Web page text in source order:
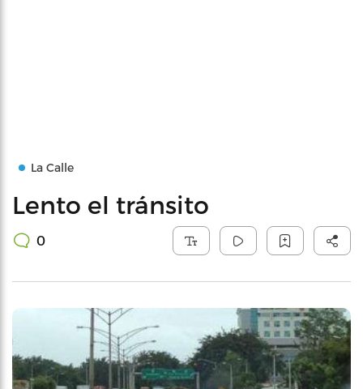
La Calle
Lento el tránsito
0